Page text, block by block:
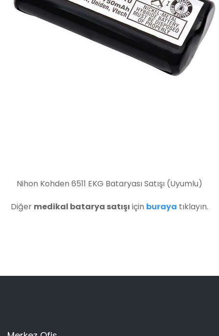
Nihon Kohden 6511 EKG Bataryası Satışı (Uyumlu)
Diğer medikal batarya satışı için buraya tıklayın.